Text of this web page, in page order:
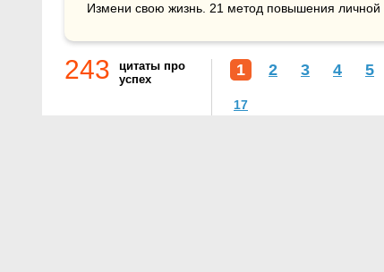
Измени свою жизнь. 21 метод повышения личной
243
цитаты про
успех
1 2 3 4 5
17